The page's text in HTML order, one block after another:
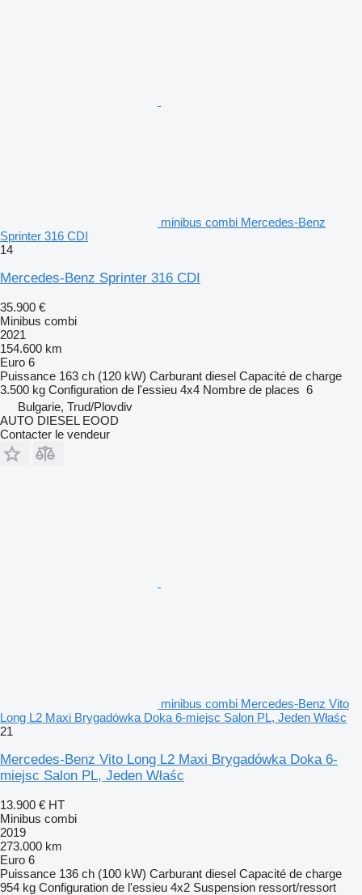
minibus combi Mercedes-Benz
Sprinter 316 CDI
14
Mercedes-Benz Sprinter 316 CDI
35.900 €
Minibus combi
2021
154.600 km
Euro 6
Puissance 163 ch (120 kW) Carburant diesel Capacité de charge
3.500 kg Configuration de l'essieu 4x4 Nombre de places 6
Bulgarie, Trud/Plovdiv
AUTO DIESEL EOOD
Contacter le vendeur
minibus combi Mercedes-Benz Vito
Long L2 Maxi Brygadówka Doka 6-miejsc Salon PL, Jeden Właśc
21
Mercedes-Benz Vito Long L2 Maxi Brygadówka Doka 6-
miejsc Salon PL, Jeden Właśc
13.900 € HT
Minibus combi
2019
273.000 km
Euro 6
Puissance 136 ch (100 kW) Carburant diesel Capacité de charge
954 kg Configuration de l'essieu 4x2 Suspension ressort/ressort